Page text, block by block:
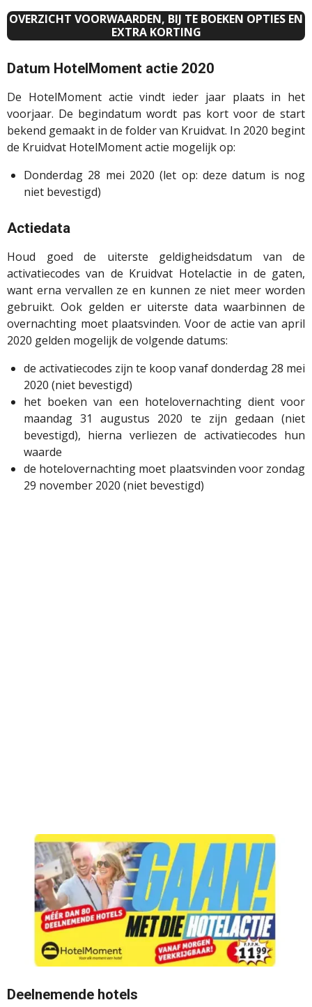
OVERZICHT VOORWAARDEN, BIJ TE BOEKEN OPTIES EN
EXTRA KORTING
Datum HotelMoment actie 2020
De HotelMoment actie vindt ieder jaar plaats in het
voorjaar. De begindatum wordt pas kort voor de start
bekend gemaakt in de folder van Kruidvat. In 2020 begint
de Kruidvat HotelMoment actie mogelijk op:
Donderdag 28 mei 2020 (let op: deze datum is nog
niet bevestigd)
Actiedata
Houd goed de uiterste geldigheidsdatum van de
activatiecodes van de Kruidvat Hotelactie in de gaten,
want erna vervallen ze en kunnen ze niet meer worden
gebruikt. Ook gelden er uiterste data waarbinnen de
overnachting moet plaatsvinden. Voor de actie van april
2020 gelden mogelijk de volgende datums:
de activatiecodes zijn te koop vanaf donderdag 28 mei
2020 (niet bevestigd)
het boeken van een hotelovernachting dient voor
maandag 31 augustus 2020 te zijn gedaan (niet
bevestigd), hierna verliezen de activatiecodes hun
waarde
de hotelovernachting moet plaatsvinden voor zondag
29 november 2020 (niet bevestigd)
Deelnemende hotels